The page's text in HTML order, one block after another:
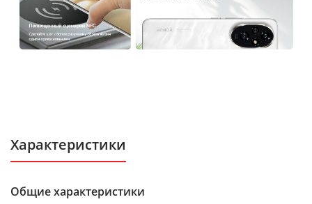
Характеристики
Общие характеристики